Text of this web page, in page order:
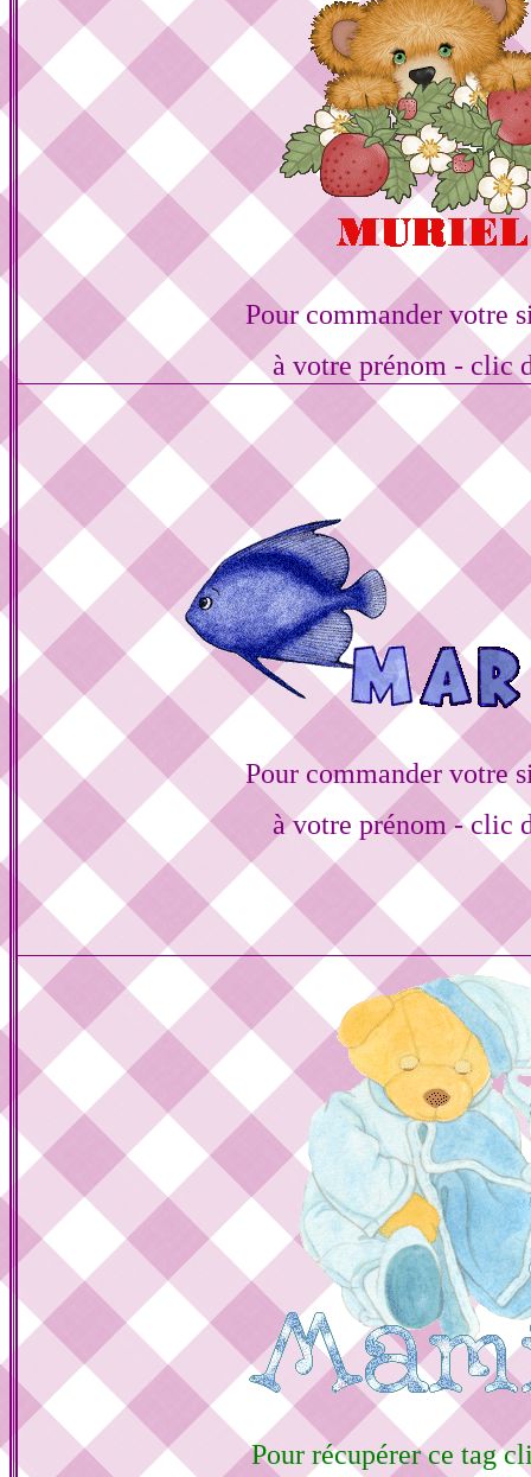
Pour commander votre
à votre prénom - clic
Pour commander votre
à votre prénom - clic
Pour récupérer ce tag